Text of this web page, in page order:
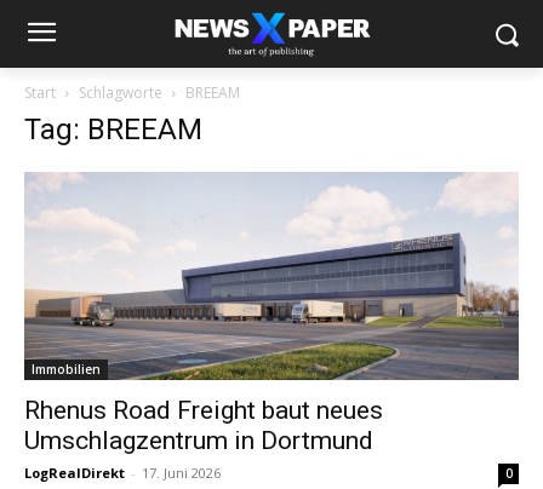
Start Schlagworte BREEAM
Tag: BREEAM
Immobilien
Rhenus Road Freight baut neues
Umschlagzentrum in Dortmund
LogRealDirekt - 17. Juni 2026 0